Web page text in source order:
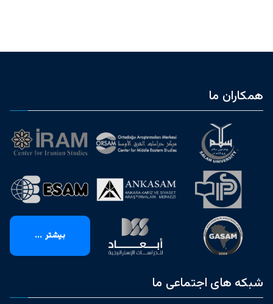
همکاران ما
بیشتر ...
شبکه های اجتماعی ما